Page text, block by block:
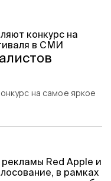
на самое яркое